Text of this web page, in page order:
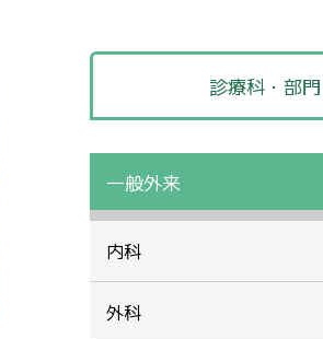
診療科・部門
一般外来
内科
外科